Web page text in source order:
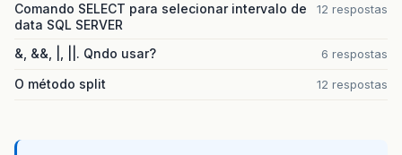
Comando SELECT para selecionar intervalo de
data SQL SERVER
12 respostas
&, &&, |, ||. Qndo usar? 6 respostas
O método split 12 respostas